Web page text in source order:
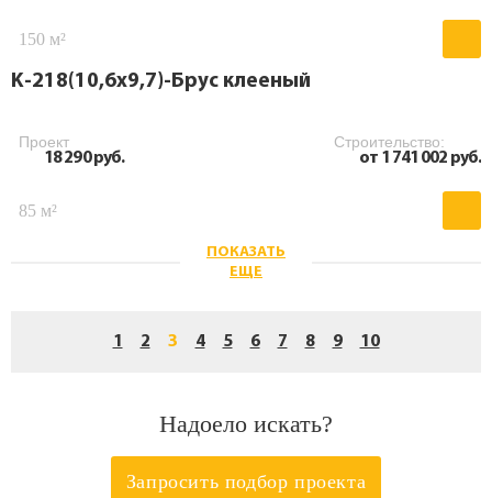
150 м²
K-218(10,6x9,7)-Брус клееный
Проект
18 290 руб.
Строительство:
от 1 741 002 руб.
85 м²
1 2 3 4 5 6 7 8 9 10
Надоело искать?
Запросить подбор проекта